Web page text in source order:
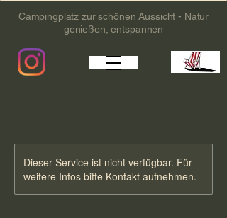
Campingplatz zur schönen Aussicht - Natur
genießen, entspannen
Dieser Service ist nicht verfügbar. Für
weitere Infos bitte Kontakt aufnehmen.